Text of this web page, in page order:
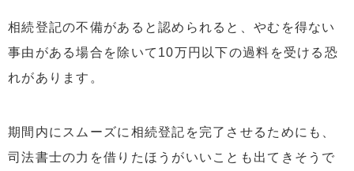
相続登記の不備があると認められると、やむを得ない
事由がある場合を除いて10万円以下の過料を受ける恐
れがあります。
期間内にスムーズに相続登記を完了させるためにも、
司法書士の力を借りたほうがいいことも出てきそうで